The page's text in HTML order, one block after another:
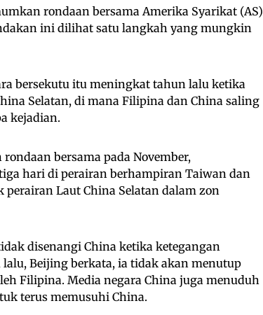
rondaan bersama Amerika Syarikat (AS)
ini dilihat satu langkah yang mungkin
bersekutu itu meningkat tahun lalu ketika
Selatan, di mana Filipina dan China saling
kejadian.
bersama pada November,
hari di perairan berhampiran Taiwan dan
Laut China Selatan dalam zon
disenangi China ketika ketegangan
Beijing berkata, ia tidak akan menutup
Filipina. Media negara China juga menuduh
terus memusuhi China.